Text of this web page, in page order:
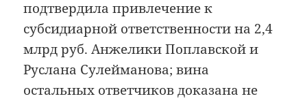
подтвердила привлечение к
субсидиарной ответственности на 2,4
млрд руб. Анжелики Поплавской и
Руслана Сулейманова; вина
остальных ответчиков доказана не